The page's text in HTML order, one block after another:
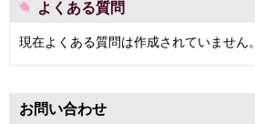
よくある質問
現在よくある質問は作成されていません。
お問い合わせ